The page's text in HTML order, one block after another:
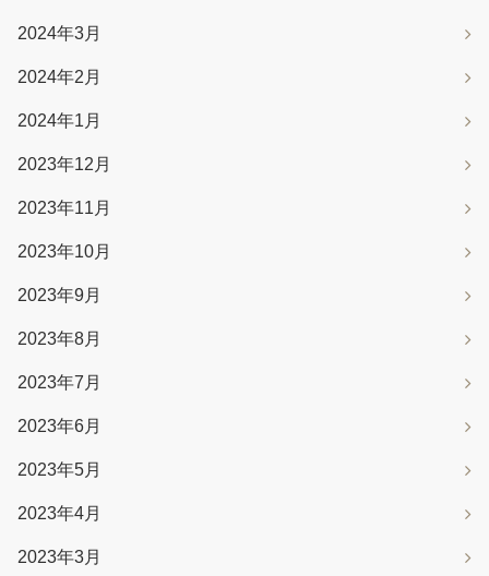
2024年3月
2024年2月
2024年1月
2023年12月
2023年11月
2023年10月
2023年9月
2023年8月
2023年7月
2023年6月
2023年5月
2023年4月
2023年3月